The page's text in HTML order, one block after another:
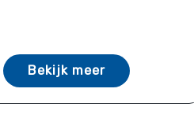
Bekijk meer